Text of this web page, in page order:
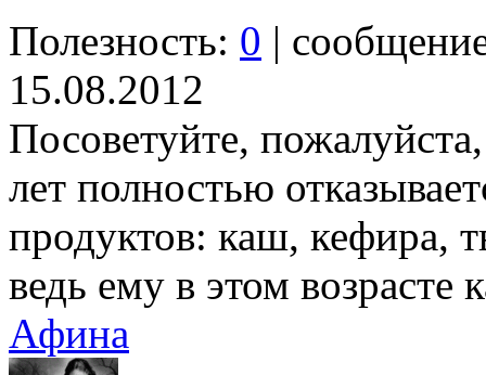
Полезность: 0 |
15.08.2012
Посоветуйте,
лет полностью
продуктов: каш, кефира,
ведь ему в этом
Афина